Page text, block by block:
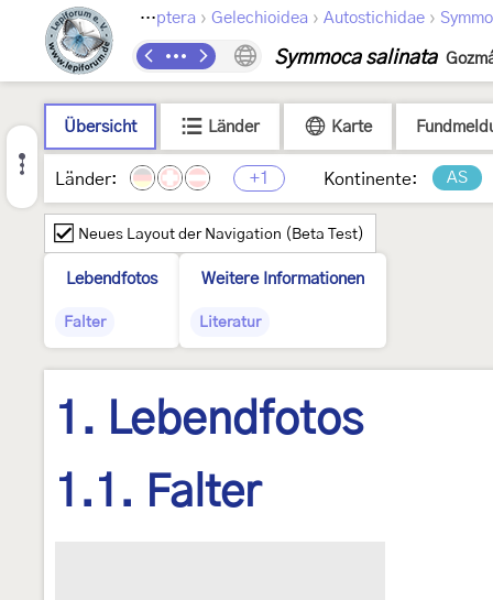
Lepidoptera › Gelechioidea › Autostichidae ›
Symmoca salinata
Übersicht Länder Karte
Länder: +1 Kontinente: AS
Neues Layout der Navigation (Beta Test)
Lebendfotos
Falter
Weitere Informationen
Literatur
1. Lebendfotos
1.1. Falter